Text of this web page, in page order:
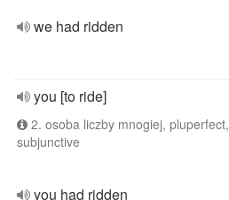
we had ridden
you [to ride]
2. osoba liczby mnogiej, pluperfect,
subjunctive
you had ridden